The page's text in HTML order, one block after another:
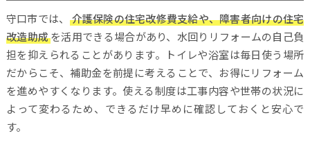
守口市では、
介護保険の住宅改修費支給や、障害者向けの住宅
改造助成を活用できる場合があり、水回りリフォームの自己負
担を抑えられることがあります。トイレや浴室は毎日使う場所
だからこそ、補助金を前提に考えることで、お得にリフォーム
を進めやすくなります。使える制度は工事内容や世帯の状況に
よって変わるため、できるだけ早めに確認しておくと安心で
す。